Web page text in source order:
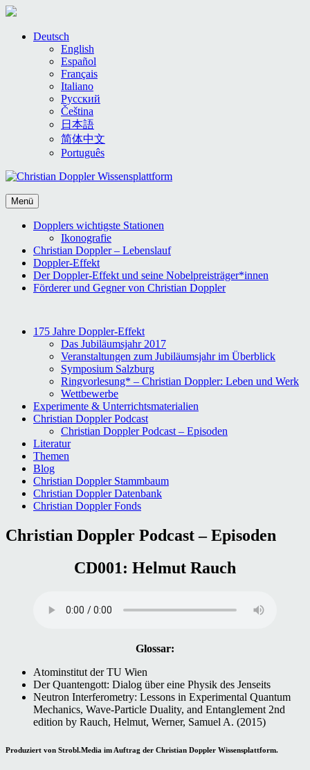
Deutsch
English
Español
Français
Italiano
Русский
Čeština
日本語
简体中文
Português
Menü
Dopplers wichtigste Stationen
Ikonografie
Christian Doppler – Lebenslauf
Doppler-Effekt
Der Doppler-Effekt und seine Nobelpreisträger*innen
Förderer und Gegner von Christian Doppler
175 Jahre Doppler-Effekt
Das Jubiläumsjahr 2017
Veranstaltungen zum Jubiläumsjahr im Überblick
Symposium Salzburg
Ringvorlesung* – Christian Doppler: Leben und Werk
Wettbewerbe
Experimente & Unterrichtsmaterialien
Christian Doppler Podcast
Christian Doppler Podcast – Episoden
Literatur
Themen
Blog
Christian Doppler Stammbaum
Christian Doppler Datenbank
Christian Doppler Fonds
Christian Doppler Podcast – Episoden
CD001: Helmut Rauch
Glossar:
Atominstitut der TU Wien
Der Quantengott: Dialog über eine Physik des Jenseits
Neutron Interferometry: Lessons in Experimental Quantum
Mechanics, Wave-Particle Duality, and Entanglement 2nd
edition by Rauch, Helmut, Werner, Samuel A. (2015)
Produziert von Strobl.Media im Auftrag der Christian Doppler Wissensplattform.